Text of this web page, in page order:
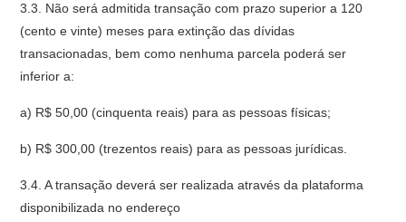
3.3. Não será admitida transação com prazo superior a 120
(cento e vinte) meses para extinção das dívidas
transacionadas, bem como nenhuma parcela poderá ser
inferior a:
a) R$ 50,00 (cinquenta reais) para as pessoas físicas;
b) R$ 300,00 (trezentos reais) para as pessoas jurídicas.
3.4. A transação deverá ser realizada através da plataforma
disponibilizada no endereço